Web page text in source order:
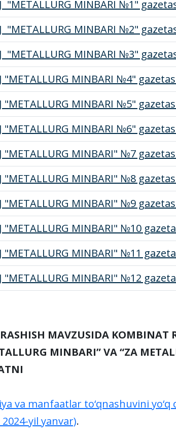
MINBARI №1"
MINBARI №2"
MINBARI №3"
MINBARI №4"
MINBARI №5"
MINBARI №6"
MINBARI" №7
MINBARI" №8
MINBARI" №9
MINBARI" №10
MINBARI" №11
MINBARI" №12
MAVZUSIDA KOMBINAT
MINBARI” VA “ZA
va manfaatlar to‘qnashuvini
yil yanvar).